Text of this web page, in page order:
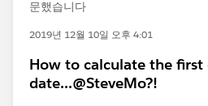
문했습니다
2019년 12월 10일 오후 4:01
How to calculate the
date...@SteveMo?!